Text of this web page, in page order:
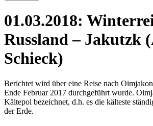
01.03.2018:
Russland – Jakutzk
Schieck)
Berichtet wird über eine Reise nach
Ende Februar 2017 durchgeführt wurde.
Kältepol bezeichnet, d.h. es die kälteste
der Erde.